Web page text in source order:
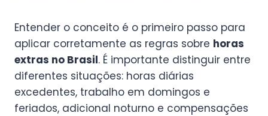
Entender o conceito é o primeiro passo para
aplicar corretamente as regras sobre horas
extras no Brasil. É importante distinguir entre
diferentes situações: horas diárias
excedentes, trabalho em domingos e
feriados, adicional noturno e compensações